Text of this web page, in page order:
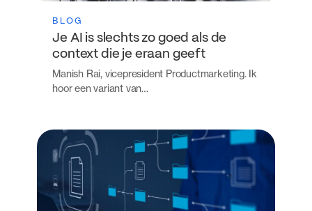
BLOG
Je AI is slechts zo goed als de
context die je eraan geeft
Manish Rai, vicepresident Productmarketing. Ik
hoor een variant van…